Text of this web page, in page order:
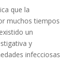
que la
muchos tiempos
un
y
infecciosas